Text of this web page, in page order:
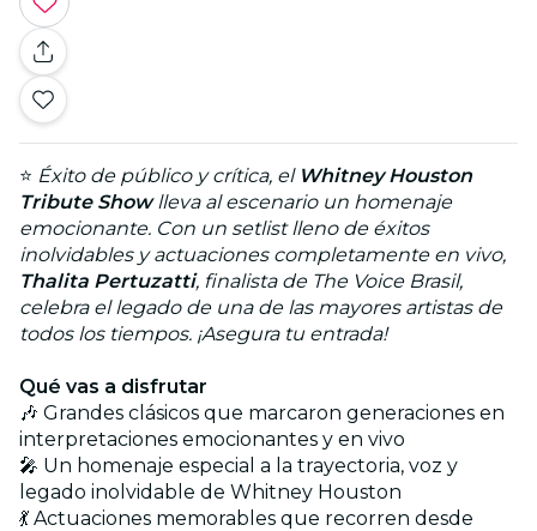
⭐ Éxito de público y crítica, el Whitney Houston
Tribute Showlleva al escenario un homenaje
emocionante. Con un setlist lleno de éxitos
inolvidables y actuaciones completamente en vivo,
Thalita Pertuzatti, finalista de The Voice Brasil,
celebra el legado de una de las mayores artistas de
todos los tiempos. ¡Asegura tu entrada!
Qué vas a disfrutar
🎶 Grandes clásicos que marcaron generaciones en
interpretaciones emocionantes y en vivo
🎤 Un homenaje especial a la trayectoria, voz y
legado inolvidable de Whitney Houston
💃 Actuaciones memorables que recorren desde